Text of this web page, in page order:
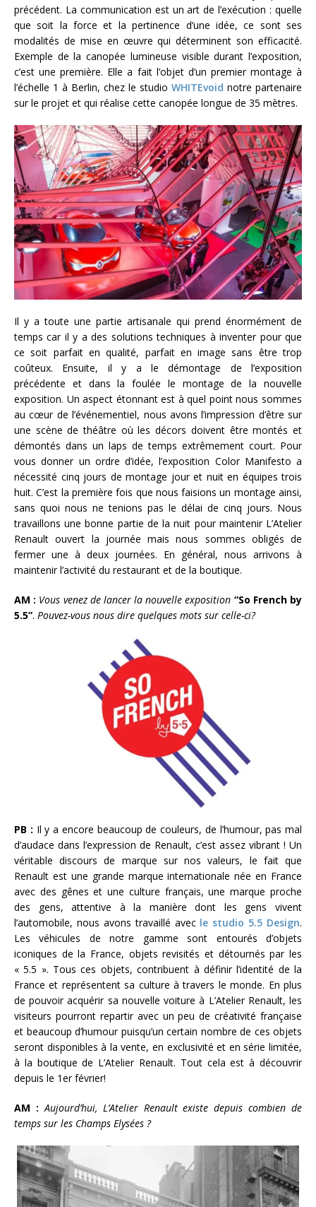
précédent. La communication est un art de l’exécution : quelle
que soit la force et la pertinence d’une idée, ce sont ses
modalités de mise en œuvre qui déterminent son efficacité.
Exemple de la canopée lumineuse visible durant l’exposition,
c’est une première. Elle a fait l’objet d’un premier montage à
l’échelle 1 à Berlin, chez le studio WHITEvoid notre partenaire
sur le projet et qui réalise cette canopée longue de 35 mètres.
Il y a toute une partie artisanale qui prend énormément de
temps car il y a des solutions techniques à inventer pour que
ce soit parfait en qualité, parfait en image sans être trop
coûteux. Ensuite, il y a le démontage de l’exposition
précédente et dans la foulée le montage de la nouvelle
exposition. Un aspect étonnant est à quel point nous sommes
au cœur de l’événementiel, nous avons l’impression d’être sur
une scène de théâtre où les décors doivent être montés et
démontés dans un laps de temps extrêmement court. Pour
vous donner un ordre d’idée, l’exposition Color Manifesto a
nécessité cinq jours de montage jour et nuit en équipes trois
huit. C’est la première fois que nous faisions un montage ainsi,
sans quoi nous ne tenions pas le délai de cinq jours. Nous
travaillons une bonne partie de la nuit pour maintenir L’Atelier
Renault ouvert la journée mais nous sommes obligés de
fermer une à deux journées. En général, nous arrivons à
maintenir l’activité du restaurant et de la boutique.
AM : Vous venez de lancer la nouvelle exposition “So French by
5.5”. Pouvez-vous nous dire quelques mots sur celle-ci?
PB : Il y a encore beaucoup de couleurs, de l’humour, pas mal
d’audace dans l’expression de Renault, c’est assez vibrant ! Un
véritable discours de marque sur nos valeurs, le fait que
Renault est une grande marque internationale née en France
avec des gênes et une culture français, une marque proche
des gens, attentive à la manière dont les gens vivent
l’automobile, nous avons travaillé avec le studio 5.5 Design.
Les véhicules de notre gamme sont entourés d’objets
iconiques de la France, objets revisités et détournés par les
« 5.5 ». Tous ces objets, contribuent à définir l’identité de la
France et représentent sa culture à travers le monde. En plus
de pouvoir acquérir sa nouvelle voiture à L’Atelier Renault, les
visiteurs pourront repartir avec un peu de créativité française
et beaucoup d’humour puisqu’un certain nombre de ces objets
seront disponibles à la vente, en exclusivité et en série limitée,
à la boutique de L’Atelier Renault. Tout cela est à découvrir
depuis le 1er février!
AM : Aujourd’hui, L’Atelier Renault existe depuis combien de
temps sur les Champs Elysées ?